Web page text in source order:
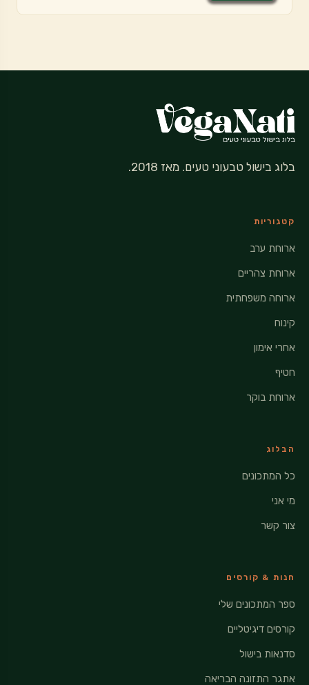
בלוג בישול טבעוני טעים. מאז 2018.
קטגוריות
ארוחת ערב
ארוחת צהריים
ארוחה משפחתית
קינוח
אחרי אימון
חטיף
ארוחת בוקר
הבלוג
כל המתכונים
מי אני
צור קשר
חנות & קורסים
ספר המתכונים שלי
קורסים דיגיטליים
סדנאות בישול
אתגר התזונה הבריאה